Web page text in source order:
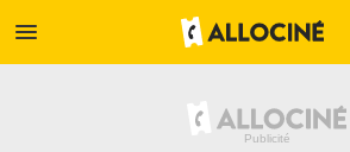
menu